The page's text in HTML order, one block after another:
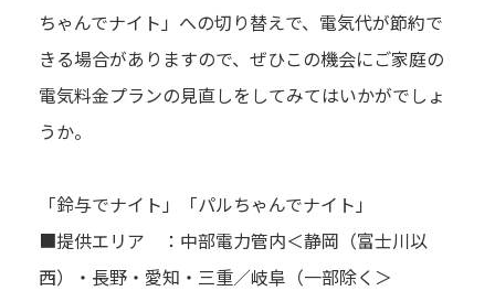
ちゃんでナイト」への切り替えで、電気代が節約で
きる場合がありますので、ぜひこの機会にご家庭の
電気料金プランの見直しをしてみてはいかがでしょ
うか。
「鈴与でナイト」「パルちゃんでナイト」
■提供エリア ：中部電力管内＜静岡（富士川以
西）・長野・愛知・三重／岐阜（一部除く＞